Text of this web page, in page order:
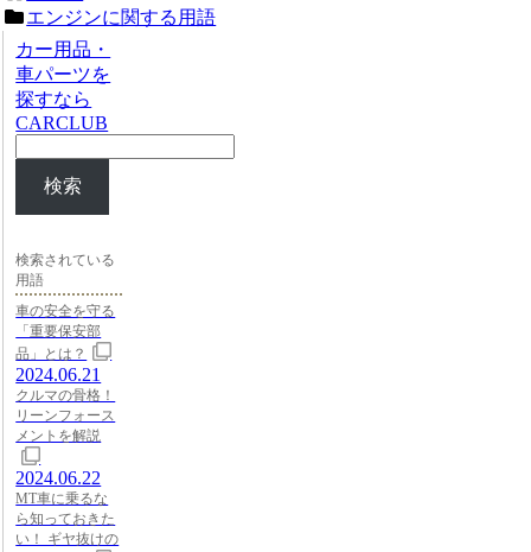
エンジンに関する用語
カー用品・
車パーツを
探すなら
CARCLUB
検索
検索されている
用語
車の安全を守る
「重要保安部
品」とは？
2024.06.21
クルマの骨格！
リーンフォース
メントを解説
2024.06.22
MT車に乗るな
ら知っておきた
い！ ギヤ抜けの